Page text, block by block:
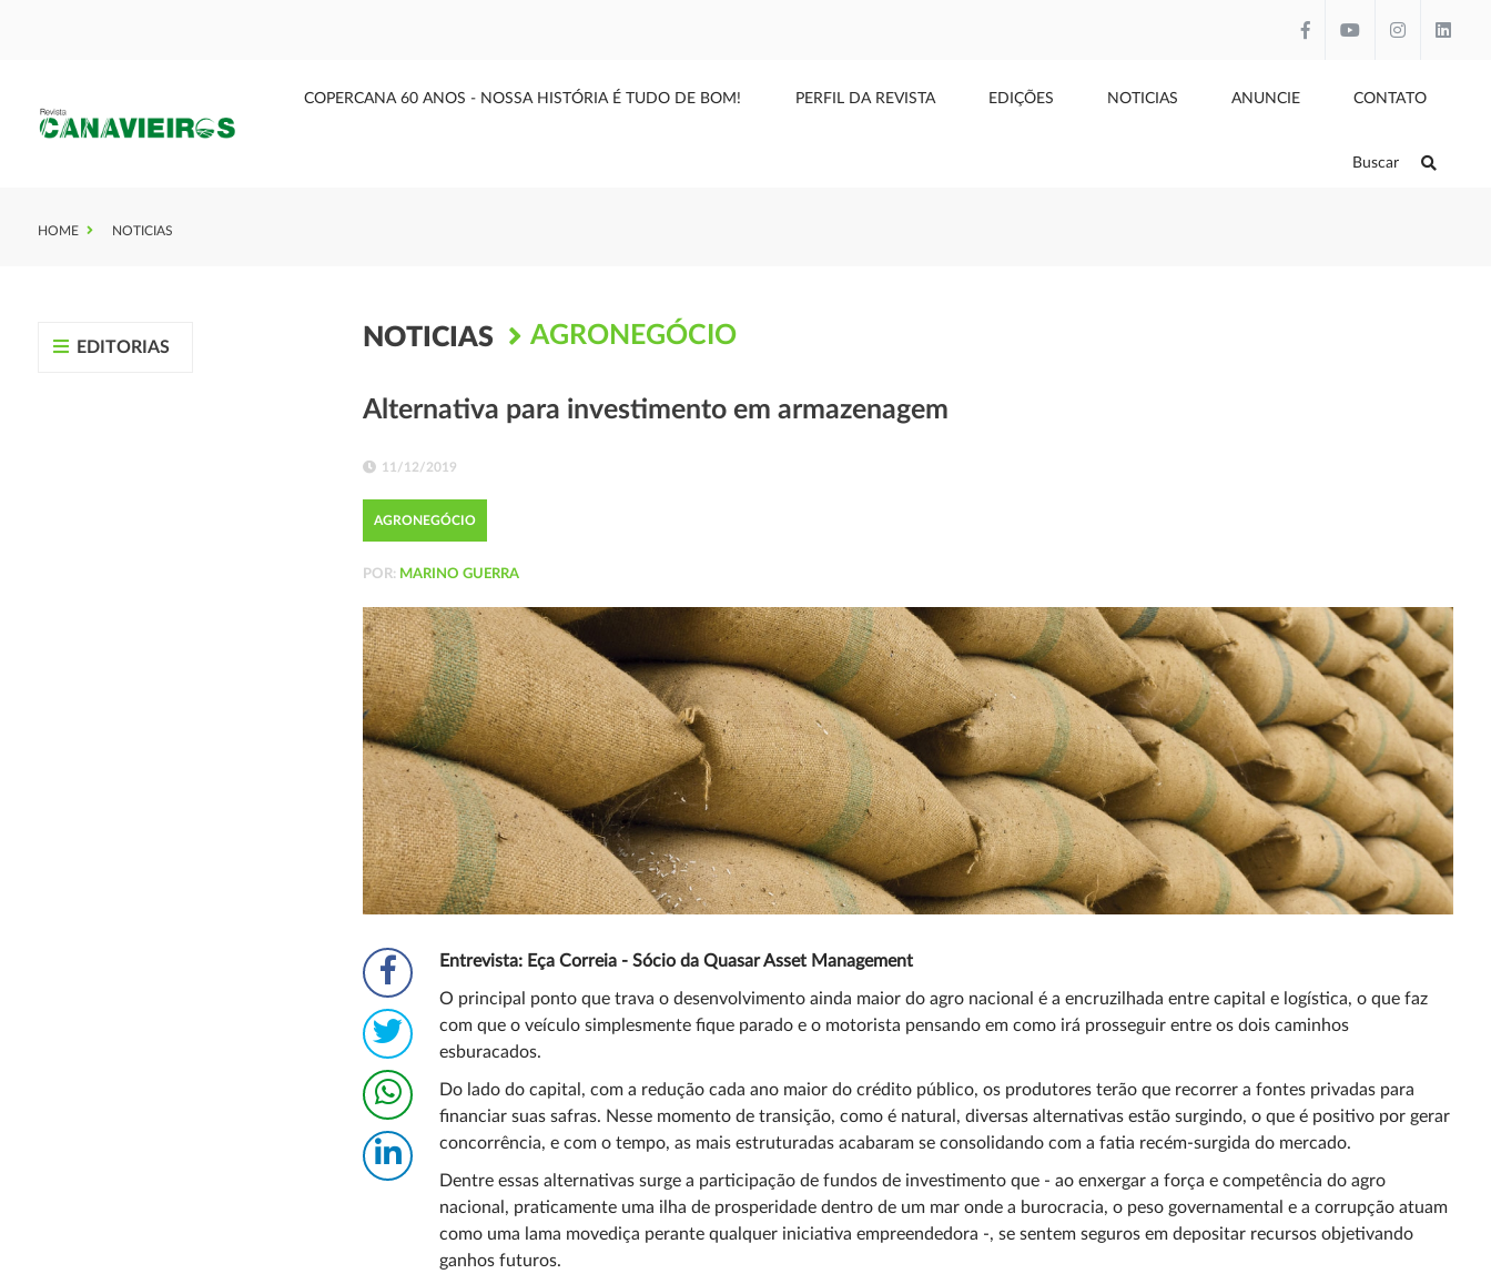
COPERCANA 60 ANOS - NOSSA HISTÓRIA É TUDO DE BOM! PERFIL DA REVISTA EDIÇÕES NOTICIAS ANUNCIE CONTATO
Buscar
HOME NOTICIAS
EDITORIAS NOTICIAS AGRONEGÓCIO
Alternativa para investimento em armazenagem
11/12/2019
AGRONEGÓCIO
POR: MARINO GUERRA
Entrevista: Eça Correia - Sócio da Quasar Asset Management
O principal ponto que trava o desenvolvimento ainda maior do agro nacional é a encruzilhada entre capital e logística, o que faz
com que o veículo simplesmente fique parado e o motorista pensando em como irá prosseguir entre os dois caminhos
esburacados.
Do lado do capital, com a redução cada ano maior do crédito público, os produtores terão que recorrer a fontes privadas para
financiar suas safras. Nesse momento de transição, como é natural, diversas alternativas estão surgindo, o que é positivo por gerar
concorrência, e com o tempo, as mais estruturadas acabaram se consolidando com a fatia recém-surgida do mercado.
Dentre essas alternativas surge a participação de fundos de investimento que - ao enxergar a força e competência do agro
nacional, praticamente uma ilha de prosperidade dentro de um mar onde a burocracia, o peso governamental e a corrupção atuam
como uma lama movediça perante qualquer iniciativa empreendedora -, se sentem seguros em depositar recursos objetivando
ganhos futuros.